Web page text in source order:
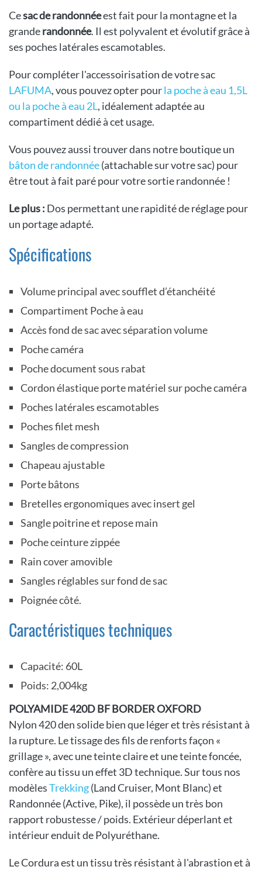
Cesac de randonnéeest fait pour la montagne et la
granderandonnée. Il est polyvalent et évolutif grâce à
ses poches latérales escamotables.
Pour compléter l'accessoirisation de votre sac
LAFUMA, vous pouvez opter pourla poche à eau 1,5L
ou la poche à eau 2L, idéalement adaptée au
compartiment dédié à cet usage.
Vous pouvez aussi trouver dans notre boutique un
bâton de randonnée(attachable sur votre sac) pour
être tout à fait paré pour votre sortie randonnée !
Le plus : Dos permettant une rapidité de réglage pour
un portage adapté.
Spécifications
Volume principal avec soufflet d’étanchéité
Compartiment Poche à eau
Accès fond de sac avec séparation volume
Poche caméra
Poche document sous rabat
Cordon élastique porte matériel sur poche caméra
Poches latérales escamotables
Poches filet mesh
Sangles de compression
Chapeau ajustable
Porte bâtons
Bretelles ergonomiques avec insert gel
Sangle poitrine et repose main
Poche ceinture zippée
Rain cover amovible
Sangles réglables sur fond de sac
Poignée côté.
Caractéristiques techniques
Capacité: 60L
Poids: 2,004kg
POLYAMIDE 420D BF BORDER OXFORD
Nylon 420 den solide bien que léger et très résistant à
la rupture. Le tissage des fils de renforts façon «
grillage », avec une teinte claire et une teinte foncée,
confère au tissu un effet 3D technique. Sur tous nos
modèlesTrekking(Land Cruiser, Mont Blanc) et
Randonnée (Active, Pike), il possède un très bon
rapport robustesse / poids. Extérieur déperlant et
intérieur enduit de Polyuréthane.
Le Cordura est un tissu très résistant à l'abrastion et à